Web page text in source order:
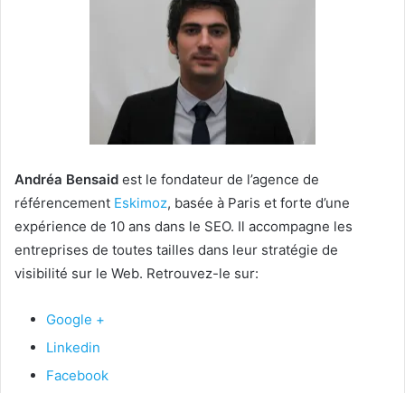
Andréa Bensaid est le fondateur de l’agence de
référencement Eskimoz, basée à Paris et forte d’une
expérience de 10 ans dans le SEO. Il accompagne les
entreprises de toutes tailles dans leur stratégie de
visibilité sur le Web. Retrouvez-le sur:
Google +
Linkedin
Facebook